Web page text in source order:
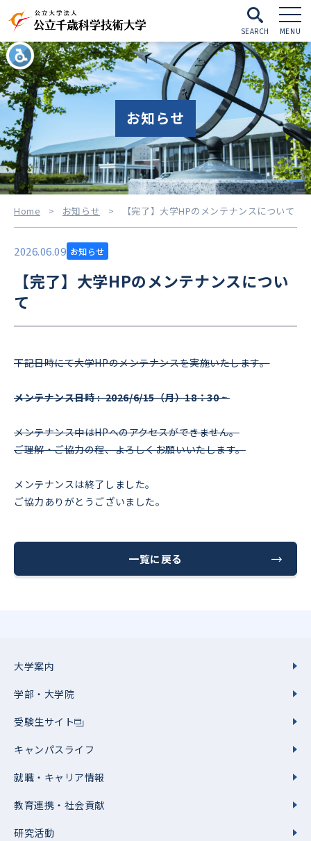
SEARCH MENU
お知らせ
Home > お知らせ > 【完了】大学HPのメンテナンスについて
2026.06.09 お知らせ
【完了】大学HPのメンテナンスについ
て
下記日時にて大学HPのメンテナンスを実施いたします。
メンテナンス日時 : 2026/6/15（月）18：30 ~
メンテナンス中はHPへのアクセスができません。
ご理解・ご協力の程、よろしくお願いいたします。
メンテナンスは終了しました。
ご協力ありがとうございました。
一覧に戻る
大学案内
学部・大学院
受験生サイト
キャンパスライフ
就職・キャリア情報
教育連携・社会貢献
研究活動